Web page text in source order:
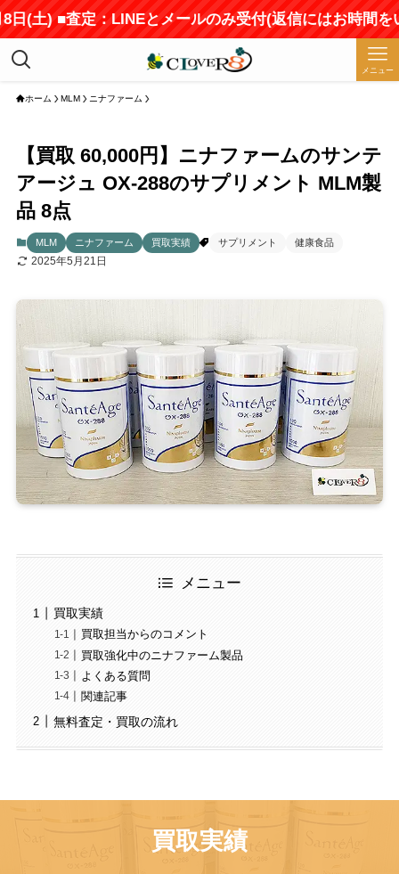
) ■査定：LINEとメールのみ受付(返信にはお時間をいた
メニュー
ホーム MLM ニナファーム
【買取 60,000円】ニナファームのサンテ
アージュ OX-288のサプリメント MLM製
品 8点
MLM ニナファーム 買取実績 サプリメント 健康食品
2025年5月21日
メニュー
買取実績
買取担当からのコメント
買取強化中のニナファーム製品
よくある質問
関連記事
無料査定・買取の流れ
買取実績